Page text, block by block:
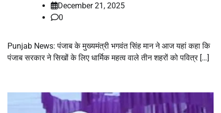
December 21, 2025
0
Punjab News: पंजाब के मुख्यमंत्री भगवंत सिंह मान ने आज यहां कहा कि
पंजाब सरकार ने सिखों के लिए धार्मिक महत्व वाले तीन शहरों को पवित्र […]